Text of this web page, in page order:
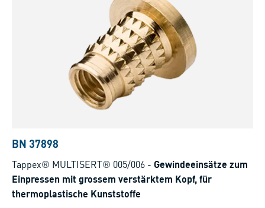
BN 37898
Tappex® MULTISERT® 005/006 - Gewindeeinsätze zum
Einpressen mit grossem verstärktem Kopf, für
thermoplastische Kunststoffe